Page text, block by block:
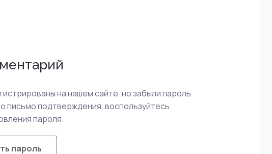
на нашем сайте, но забыли пароль
письмо подтверждения, воспользуйтесь
пароля.
пароль